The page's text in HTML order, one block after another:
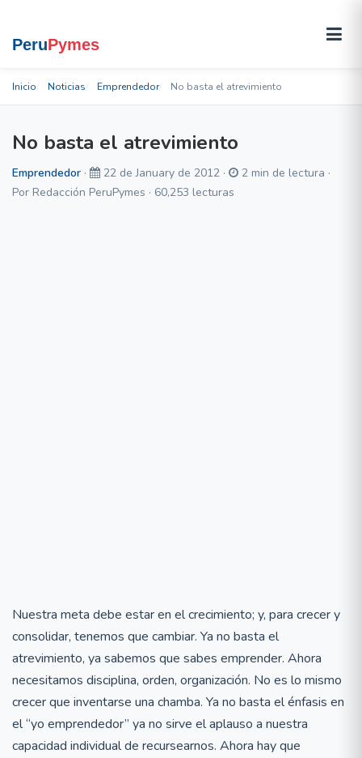
Inicio Noticias Emprendedor No basta el atrevimiento
No basta el atrevimiento
Emprendedor · 22 de January de 2012 ·
2 min de lectura ·
Por Redacción PeruPymes · 60,253 lecturas
Nuestra meta debe estar en el crecimiento; y, para crecer y
consolidar, tenemos que cambiar. Ya no basta el
atrevimiento, ya sabemos que sabes emprender. Ahora
necesitamos disciplina, orden, organización. No es lo mismo
crecer que inventarse una chamba. Ya no basta el énfasis en
el “yo emprendedor” ya no sirve el aplauso a nuestra
capacidad individual de recursearnos. Ahora hay que